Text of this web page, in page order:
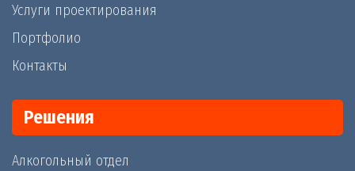
Услуги проектирования
Портфолио
Контакты
Решения
Алкогольный отдел